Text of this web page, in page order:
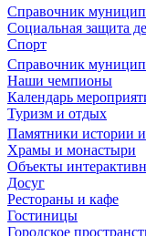
Справочник
Социальная защита
Спорт
Справочник
Наши чемпионы
Календарь
Туризм и отдых
Памятники истории
Храмы и монастыри
Объекты
Досуг
Рестораны и кафе
Гостиницы
Городское